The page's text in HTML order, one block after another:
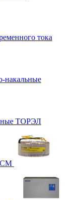
тока
накальные
ТОРЭЛ